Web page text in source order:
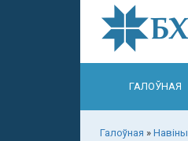
ГАЛОЎНАЯ
Галоўная » Навіны